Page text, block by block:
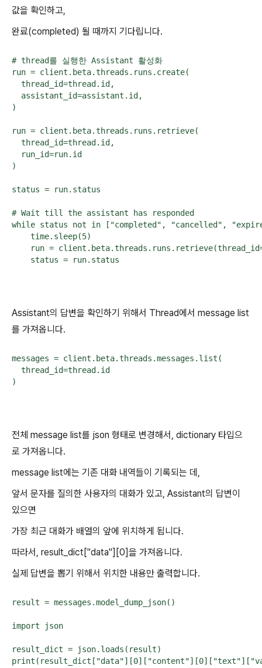
값을 확인하고,
완료(completed) 될 때까지 기다립니다.
# thread를 실행한 Assistant 활성화
run = client.beta.threads.runs.create(
  thread_id=thread.id,
  assistant_id=assistant.id,
)
run = client.beta.threads.runs.retrieve(
  thread_id=thread.id,
  run_id=run.id
)
status = run.status
# Wait till the assistant has responded
while status not in ["completed", "cancelled",
    time.sleep(5)
run =
    status = run.status
Assistant의 답변을 확인하기 위해서 Thread에서 message list
를 가져옵니다.
messages = client.beta.threads.messages.list(
  thread_id=thread.id
)
전체 message list를 json 형태로 변경해서, dictionary 타입으
로 가져옵니다.
message list에는 기존 대화 내역들이 기록되는 데,
앞서 문자를 질의한 사용자의 대화가 있고, Assistant의 답변이
있으면
가장 최근 대화가 배열의 앞에 위치하게 됩니다.
따라서, result_dict["data"][0]을 가져옵니다.
실제 답변을 뽑기 위해서 위치한 내용만 출력합니다.
result = messages.model_dump_json()
import json
result_dict = json.loads(result)